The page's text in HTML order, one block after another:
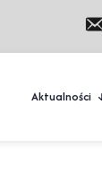
Aktualności